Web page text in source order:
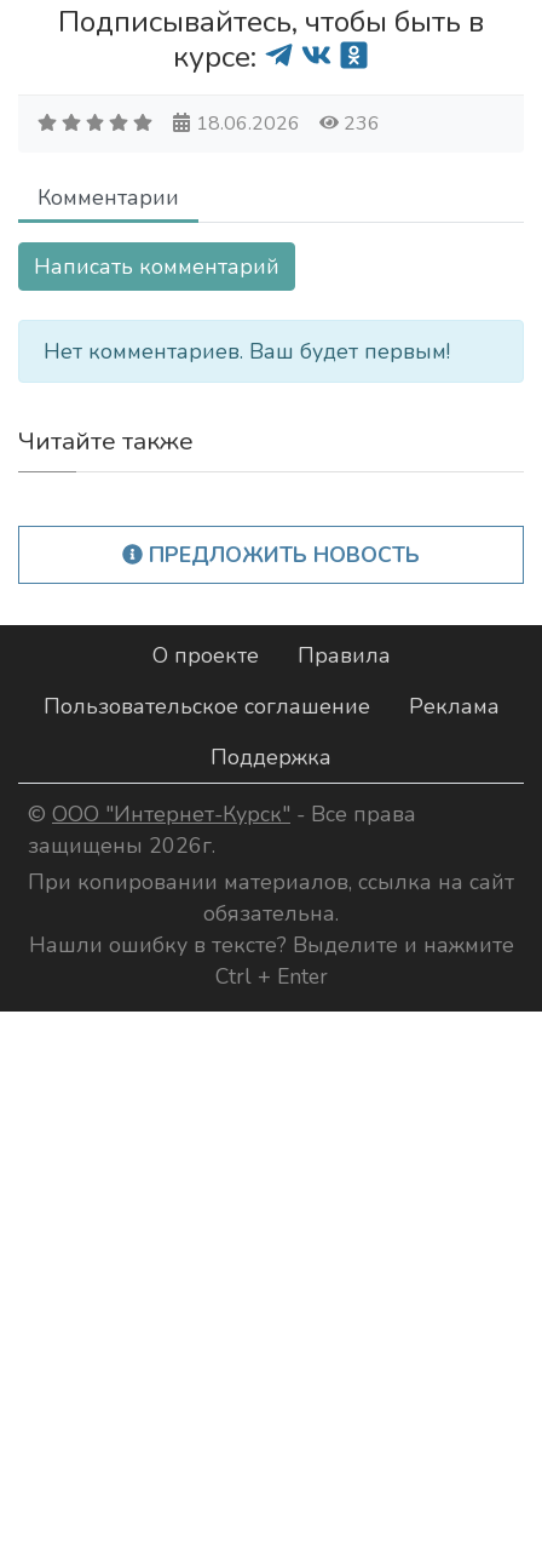
Подписывайтесь, чтобы быть в
курсе:
18.06.2026 236
Комментарии
Написать комментарий
Нет комментариев. Ваш будет первым!
Читайте также
ПРЕДЛОЖИТЬ НОВОСТЬ
О проекте
Правила
Пользовательское соглашение
Реклама
Поддержка
© ООО "Интернет-Курск" - Все права
защищены 2026г.
При копировании материалов, ссылка на сайт
обязательна.
Нашли ошибку в тексте? Выделите и нажмите
Ctrl + Enter